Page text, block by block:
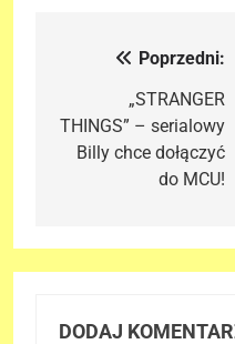
NawigacjaPoprzedni:
„STRANGER
THINGS” – serialowy
Billy chce dołączyć
do MCU!
DODAJ